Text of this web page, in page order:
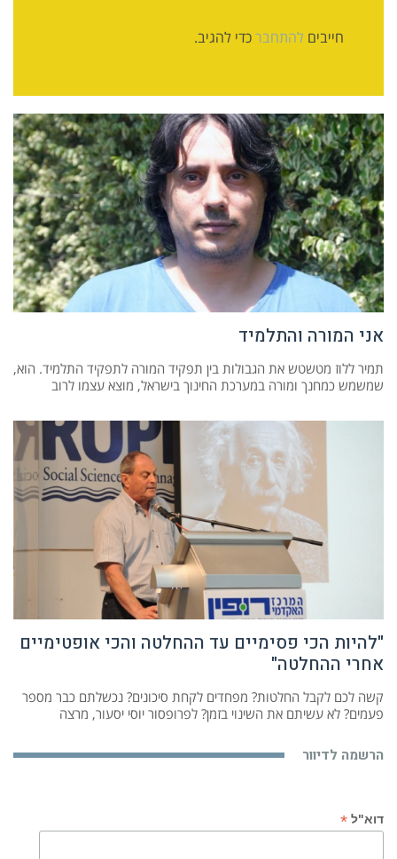
חייבים להתחברכדי להגיב.
אני המורה והתלמיד
תמיר ללוז מטשטש את הגבולות בין תפקיד המורה לתפקיד התלמיד. הוא,
שמשמש כמחנך ומורה במערכת החינוך בישראל, מוצא עצמו לרוב
"להיות הכי פסימיים עד ההחלטה והכי אופטימיים
אחרי ההחלטה"
קשה לכם לקבל החלטות? מפחדים לקחת סיכונים? נכשלתם כבר מספר
פעמים? לא עשיתם את השינוי בזמן? לפרופסור יוסי יסעור, מרצה
הרשמה לדיוור
דוא"ל *